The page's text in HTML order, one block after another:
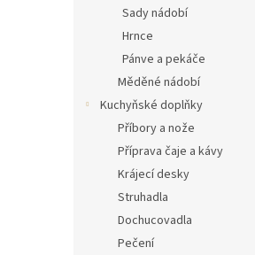
Sady nádobí
Hrnce
Pánve a pekáče
Měděné nádobí
Kuchyňské doplňky
Příbory a nože
Příprava čaje a kávy
Krájecí desky
Struhadla
Dochucovadla
Pečení